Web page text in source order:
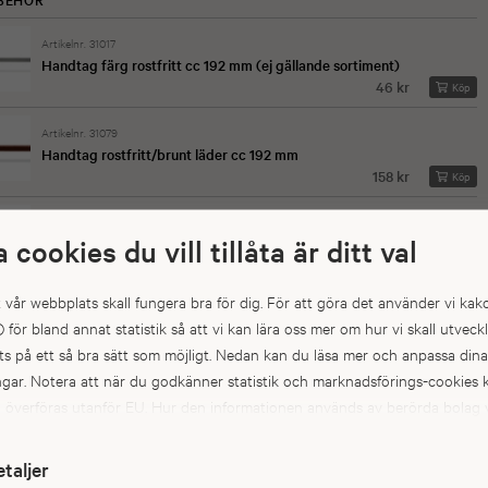
cookies du vill tillåta är ditt val
webbplats skall fungera bra för dig. För att göra det använder vi
för bland annat statistik så att vi kan lära oss mer om hur vi skall
på ett så bra sätt som möjligt. Nedan kan du läsa mer och anpassa dina
Notera att när du godkänner statistik och marknadsförings-cookies
överföras utanför EU. Hur den informationen används av berörda bolag
De berörda bolagen måste lämna över uppgifter till
Artikelnr. 31017
Handtag färg rostfritt cc 192 mm (ej gällande sortiment)
46 kr
Köp
Artikelnr. 31079
Handtag rostfritt/brunt läder cc 192 mm
158 kr
Köp
Handtag Aster cc 128 svart/krom 252 kr
Handtag Cikoria 128 färg rostfri 48 kr Köp